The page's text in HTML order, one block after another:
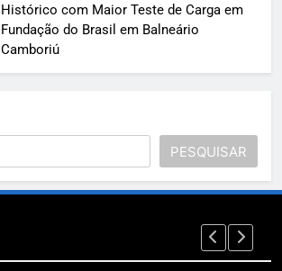
Histórico com Maior Teste de Carga em
Fundação do Brasil em Balneário
Camboriú
PESQUISAR